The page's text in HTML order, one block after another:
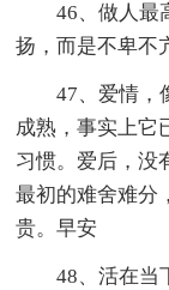
46、做人最
扬，而是不卑不
47、爱情，
成熟，事实上它
习惯。爱后，没
最初的难舍难分
贵。早安
48、活在当